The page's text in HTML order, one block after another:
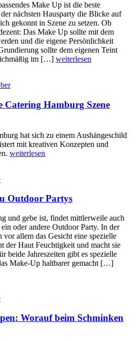
Make Up ist die beste
nächsten Hausparty die Blicke auf
gekonnt in Szene zu setzen. Ob
Das Make Up sollte mit dem
und die eigene Persönlichkeit
sollte dem eigenen Teint
im […] weiterlesen
Catering Hamburg Szene
hat sich zu einem Aushängeschild
mit kreativen Konzepten und
weiterlesen
Outdoor Partys
und gebe ist, findet mittlerweile auch
oder andere Outdoor Party. In der
vor allem das Gesicht eine spezielle
der Haut Feuchtigkeit und macht sie
beide Jahreszeiten gibt es spezielle
Make-Up haltbarer gemacht […]
Worauf beim Schminken